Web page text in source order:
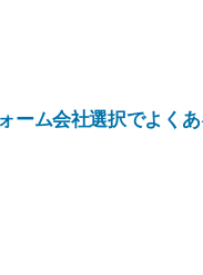
ーム会社選択でよく